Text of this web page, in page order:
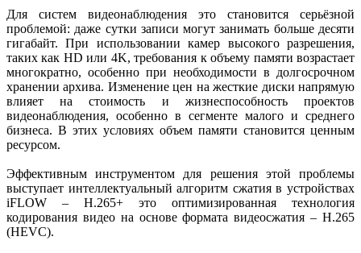
Для систем видеонаблюдения это становится серьёзной
проблемой: даже сутки записи могут занимать больше десяти
гигабайт. При использовании камер высокого разрешения,
таких как HD или 4K, требования к объему памяти возрастает
многократно, особенно при необходимости в долгосрочном
хранении архива. Изменение цен на жесткие диски напрямую
влияет на стоимость и жизнеспособность проектов
видеонаблюдения, особенно в сегменте малого и среднего
бизнеса. В этих условиях объем памяти становится ценным
ресурсом.
Эффективным инструментом для решения этой проблемы
выступает интеллектуальный алгоритм сжатия в устройствах
iFLOW – H.265+ это оптимизированная технология
кодирования видео на основе формата видеосжатия – H.265
(HEVC).